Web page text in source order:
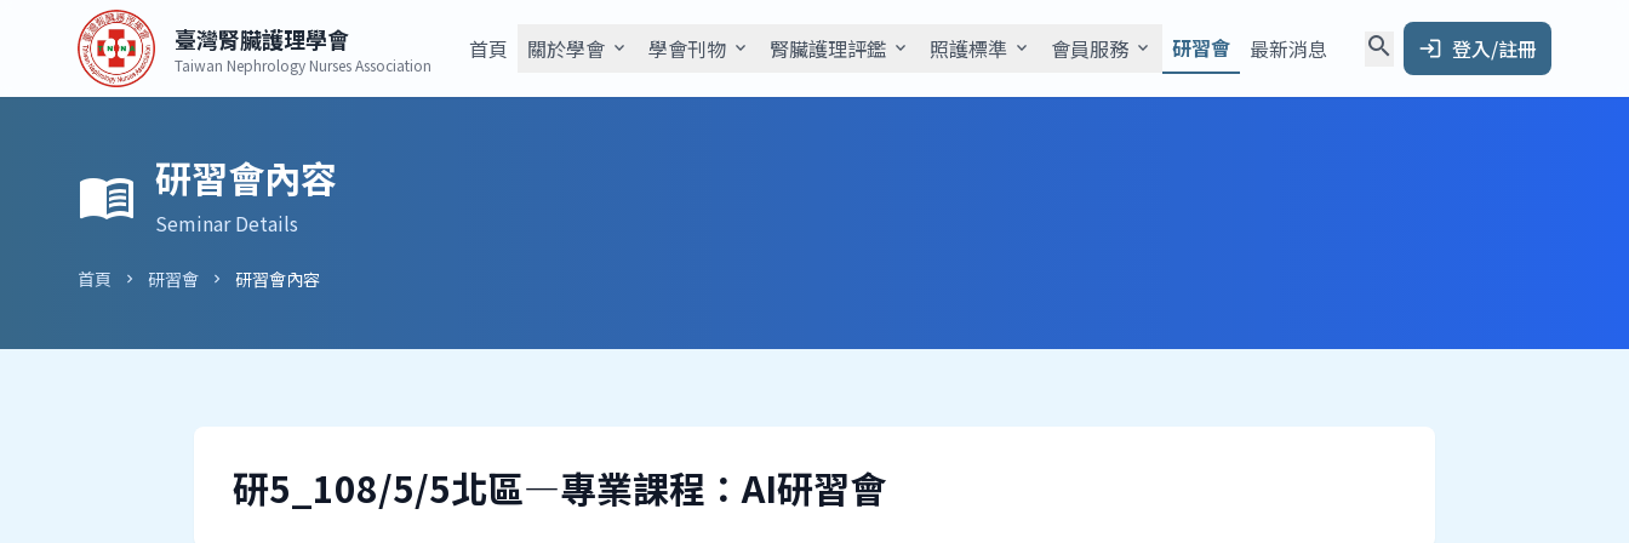
臺灣腎臟護理學會
Taiwan Nephrology Nurses Association
首頁 關於學會 expand_more 學會刊物 expand_more 腎臟護理評鑑 expand_more 照護標準 expand_more 會員服務 expand_more 研習會 最新消息 search login 登入/註冊
menu_book 研習會內容
Seminar Details
首頁 chevron_right 研習會 chevron_right 研習會內容
研5_108/5/5北區—專業課程：AI研習會